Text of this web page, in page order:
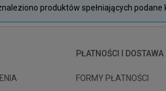
produktów spełniających podane
PŁATNOŚCI I DOSTAWA
FORMY PŁATNOŚCI